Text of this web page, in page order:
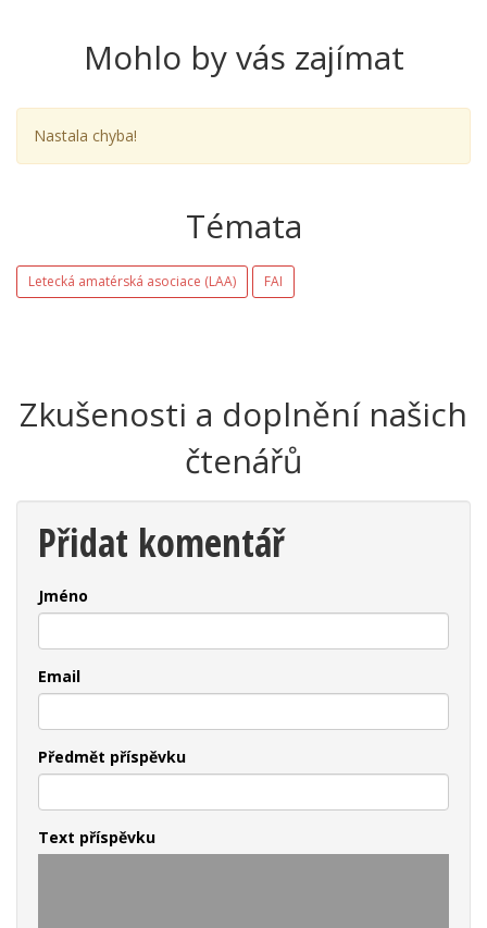
Mohlo by vás zajímat
Nastala chyba!
Témata
Letecká amatérská asociace (LAA) FAI
Zkušenosti a doplnění našich
čtenářů
Přidat komentář
Jméno
Email
Předmět příspěvku
Text příspěvku